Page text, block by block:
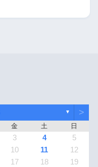
▼ >
金 土 日
3 4
5
10 11
12
17 18
19